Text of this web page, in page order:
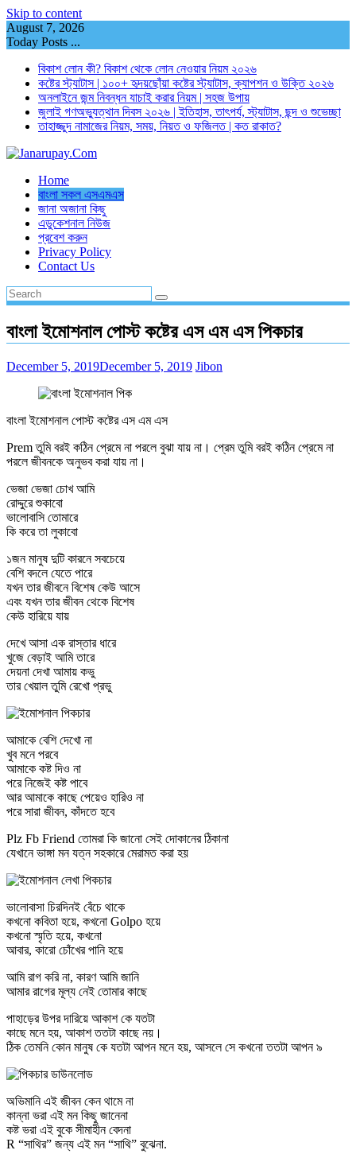
Skip to content
August 7, 2026
Today Posts ...
বিকাশ লোন কী? বিকাশ থেকে লোন নেওয়ার নিয়ম ২০২৬
কষ্টের স্ট্যাটাস | ১০০+ হৃদয়ছোঁয়া কষ্টের স্ট্যাটাস, ক্যাপশন ও উক্তি ২০২৬
অনলাইনে জন্ম নিবন্ধন যাচাই করার নিয়ম | সহজ উপায়
জুলাই গণঅভ্যুত্থান দিবস ২০২৬ | ইতিহাস, তাৎপর্য, স্ট্যাটাস, ছন্দ ও শুভেচ্ছা
তাহাজ্জুদ নামাজের নিয়ম, সময়, নিয়ত ও ফজিলত | কত রাকাত?
Home
বাংলা সকল এসএমএস
জানা অজানা কিছু
এডুকেশনাল নিউজ
প্রবেশ করুন
Privacy Policy
Contact Us
বাংলা ইমোশনাল পোস্ট কষ্টের এস এম এস পিকচার
December 5, 2019December 5, 2019 Jibon
বাংলা ইমোশনাল পোস্ট কষ্টের এস এম এস
Prem তুমি বরই কঠিন প্রেমে না পরলে বুঝা যায় না। প্রেম তুমি বরই কঠিন প্রেমে না
পরলে জীবনকে অনুভব করা যায় না।
ভেজা ভেজা চোখ আমি
রোদ্দুরে শুকাবো
ভালোবাসি তোমারে
কি করে তা লুকাবো
১জন মানুষ দুটি কারনে সবচেয়ে
বেশি বদলে যেতে পারে
যখন তার জীবনে বিশেষ কেউ আসে
এবং যখন তার জীবন থেকে বিশেষ
কেউ হারিয়ে যায়
দেখে আসা এক রাস্তার ধারে
খুজে বেড়াই আমি তারে
দেয়না দেখা আমায় কভু
তার খেয়াল তুমি রেখো প্রভু
আমাকে বেশি দেখো না
খুব মনে পরবে
আমাকে কষ্ট দিও না
পরে নিজেই কষ্ট পাবে
আর আমাকে কাছে পেয়েও হারিও না
পরে সারা জীবন, কাঁদতে হবে
Plz Fb Friend তোমরা কি জানো সেই দোকানের ঠিকানা
যেখানে ভাঙ্গা মন যত্ন সহকারে মেরামত করা হয়
ভালোবাসা চিরদিনই বেঁচে থাকে
কখনো কবিতা হয়ে, কখনো Golpo হয়ে
কখনো স্মৃতি হয়ে, কখনো
আবার, কারো চোঁখের পানি হয়ে
আমি রাগ করি না, কারণ আমি জানি
আমার রাগের মূল্য নেই তোমার কাছে
পাহাড়ের উপর দারিয়ে আকাশ কে যতটা
কাছে মনে হয়, আকাশ ততটা কাছে নয়।
ঠিক তেমনি কোন মানুষ কে যতটা আপন মনে হয়, আসলে সে কখনো ততটা আপন ৯
অভিমানি এই জীবন কেন থামে না
কান্না ভরা এই মন কিছু জানেনা
কষ্ট ভরা এই বুকে সীমাহীন বেদনা
R “সাথির” জন্য এই মন “সাথি” বুঝেনা.